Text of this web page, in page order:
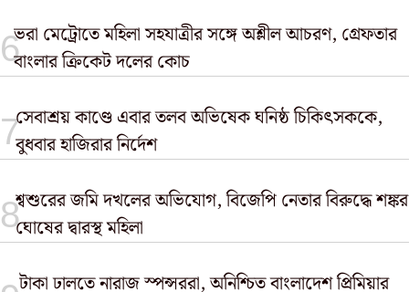
ভরা মেট্রোতে মহিলা সহযাত্রীর সঙ্গে অশ্লীল আচরণ, গ্রেফতার
বাংলার ক্রিকেট দলের কোচ
সেবাশ্রয় কাণ্ডে এবার তলব অভিষেক ঘনিষ্ঠ চিকিৎসককে,
বুধবার হাজিরার নির্দেশ
শ্বশুরের জমি দখলের অভিযোগ, বিজেপি নেতার বিরুদ্ধে শঙ্কর
ঘোষের দ্বারস্থ মহিলা
টাকা ঢালতে নারাজ স্পন্সররা, অনিশ্চিত বাংলাদেশ প্রিমিয়ার